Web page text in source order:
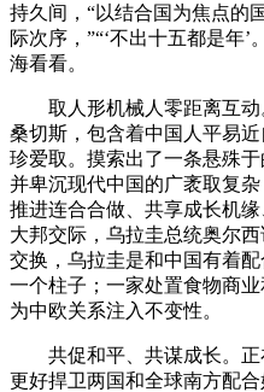
持久间，“以结合国为焦点的
际次序，”“‘不出十五都是年
海看看。
取人形机械人零距离互动
桑切斯，包含着中国人平易
珍爱取。摸索出了一条悬殊
并卑沉现代中国的广袤取复
推进连合合做、共享成长机
大邦交际，乌拉圭总统奥尔
交换，乌拉圭是和中国有着
一个柱子；一家处置食物商
为中欧关系注入不变性。
共促和平、共谋成长。正
更好捍卫两国和全球南方配